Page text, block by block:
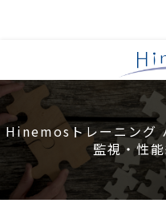
コ
ン
テ
ツHinemosトレーニング
監視・性